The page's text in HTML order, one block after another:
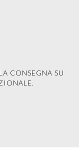
CONSEGNA SU